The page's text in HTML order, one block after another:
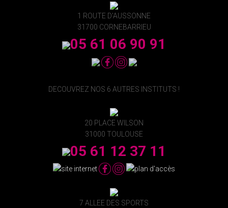
1 ROUTE D'AUSSONNE
31700 CORNEBARRIEU
05 61 06 90 91
DECOUVREZ NOS 6 AUTRES INSTITUTS !
20 PLACE WILSON
31000 TOULOUSE
05 61 12 37 11
7 ALLEE DES SPORTS